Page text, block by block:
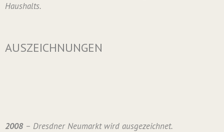
Haushalts.
AUSZEICHNUNGEN
2008– Dresdner Neumarkt wird ausgezeichnet.